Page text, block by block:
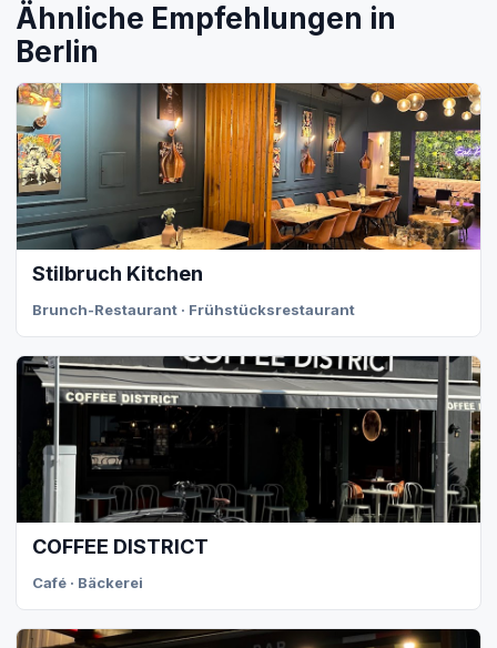
Ähnliche Empfehlungen in
Berlin
Stilbruch Kitchen
Brunch-Restaurant · Frühstücksrestaurant
COFFEE DISTRICT
Café · Bäckerei